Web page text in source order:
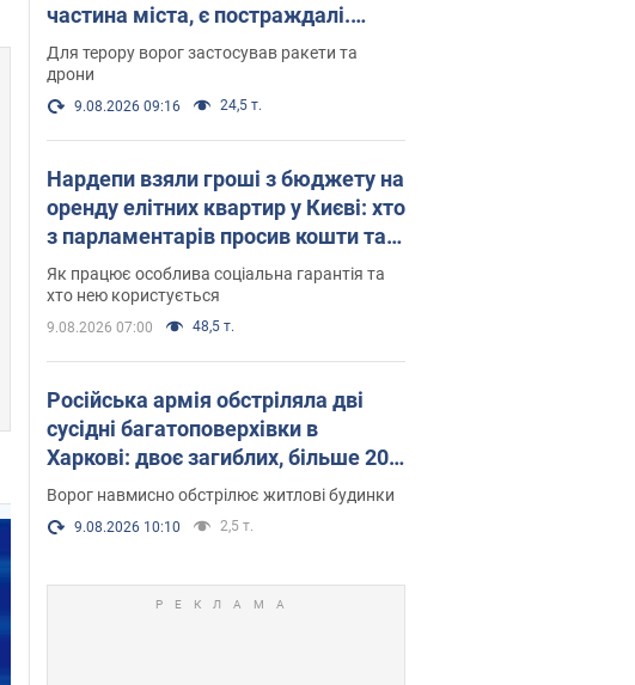
частина міста, є постраждалі.
Фото та відео
Для терору ворог застосував ракети та
дрони
9.08.2026 09:16 24,5 т.
Нардепи взяли гроші з бюджету на
оренду елітних квартир у Києві: хто
з парламентарів просив кошти та
де поселився
Як працює особлива соціальна гарантія та
хто нею користується
9.08.2026 07:00 48,5 т.
Російська армія обстріляла дві
сусідні багатоповерхівки в
Харкові: двоє загиблих, більше 20
постраждалих
Ворог навмисно обстрілює житлові будинки
9.08.2026 10:10 2,5 т.